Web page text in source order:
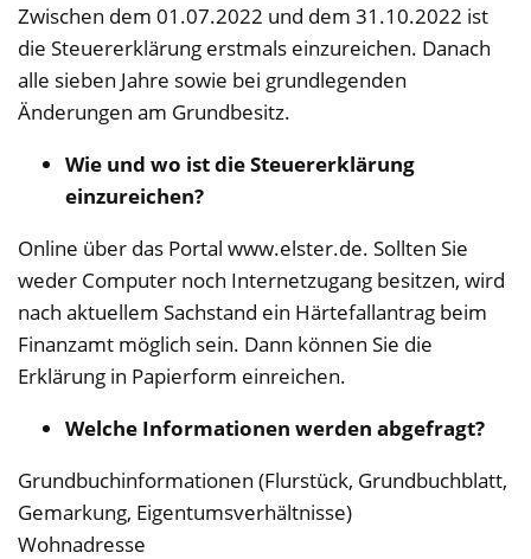
Zwischen dem 01.07.2022 und dem 31.10.2022 ist
die Steuererklärung erstmals einzureichen. Danach
alle sieben Jahre sowie bei grundlegenden
Änderungen am Grundbesitz.
Wie und wo ist die Steuererklärung
einzureichen?
Online über das Portal www.elster.de. Sollten Sie
weder Computer noch Internetzugang besitzen, wird
nach aktuellem Sachstand ein Härtefallantrag beim
Finanzamt möglich sein. Dann können Sie die
Erklärung in Papierform einreichen.
Welche Informationen werden abgefragt?
Grundbuchinformationen (Flurstück, Grundbuchblatt,
Gemarkung, Eigentumsverhältnisse)
Wohnadresse